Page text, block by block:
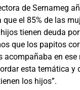
de Sernameg
el 85% de las
tienen deuda
que los papitos
acompañaba en ese
esta temática y
los hijos”.